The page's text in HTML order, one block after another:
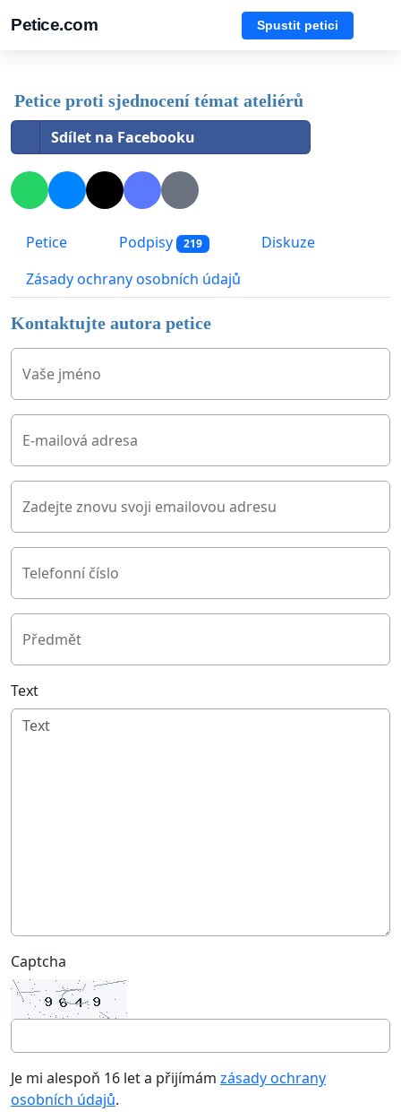
Petice.com Spustit petici
Petice proti sjednocení témat ateliérů
Sdílet na Facebooku
Petice Podpisy 219
Diskuze
Zásady ochrany osobních údajů
Kontaktujte autora petice
Vaše jméno
E-mailová adresa
Zadejte znovu svoji emailovou adresu
Telefonní číslo
Předmět
Text
Captcha
Je mi alespoň 16 let a přijímám zásady ochrany
osobních údajů.